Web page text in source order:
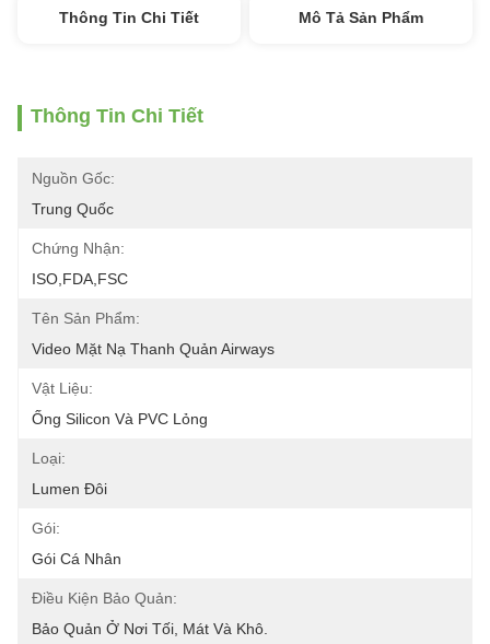
Thông Tin Chi Tiết Mô Tả Sản Phẩm
Thông Tin Chi Tiết
Nguồn Gốc:
Trung Quốc
Chứng Nhận:
ISO,FDA,FSC
Tên Sản Phẩm:
Video Mặt Nạ Thanh Quản Airways
Vật Liệu:
Ống Silicon Và PVC Lỏng
Loại:
Lumen Đôi
Gói:
Gói Cá Nhân
Điều Kiện Bảo Quản:
Bảo Quản Ở Nơi Tối, Mát Và Khô.